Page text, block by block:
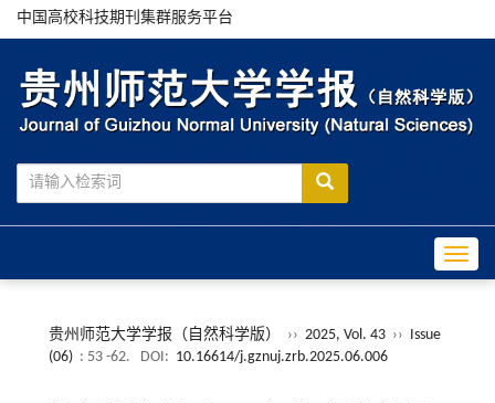
中国高校科技期刊集群服务平台
贵州师范大学学报（自然科学版） ›› 2025, Vol. 43 ››
Issue
(06) : 53 -62. DOI: 10.16614/j.gznuj.zrb.2025.06.006